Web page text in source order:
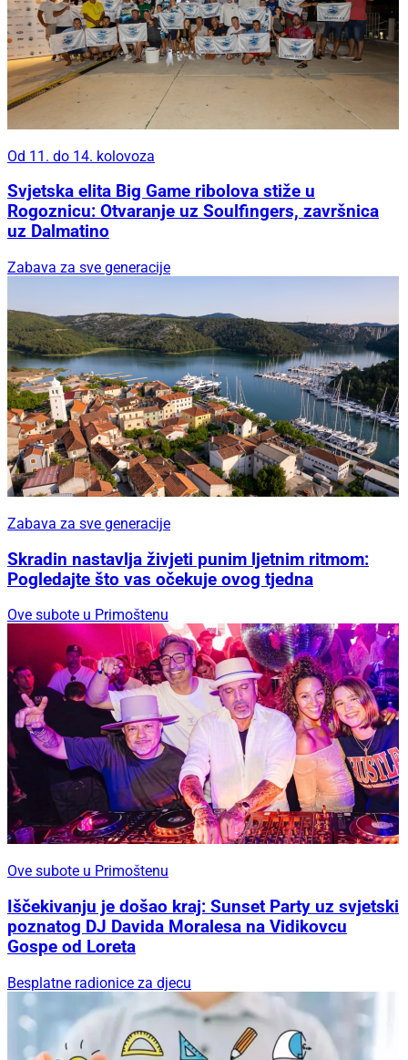
Od 11. do 14. kolovoza
Svjetska elita Big Game ribolova stiže u
Rogoznicu: Otvaranje uz Soulfingers, završnica
uz Dalmatino
Zabava za sve generacije
Zabava za sve generacije
Skradin nastavlja živjeti punim ljetnim ritmom:
Pogledajte što vas očekuje ovog tjedna
Ove subote u Primoštenu
Ove subote u Primoštenu
Iščekivanju je došao kraj: Sunset Party uz svjetski
poznatog DJ Davida Moralesa na Vidikovcu
Gospe od Loreta
Besplatne radionice za djecu